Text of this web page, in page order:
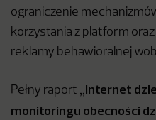
ograniczenie
korzystania z platform
reklamy behawioralnej
Pełny raport „Internet
monitoringu obecności